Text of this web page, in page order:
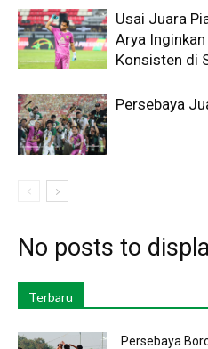
Usai Juara
Arya
Konsisten di
Persebaya
No posts to
Terbaru
Persebaya